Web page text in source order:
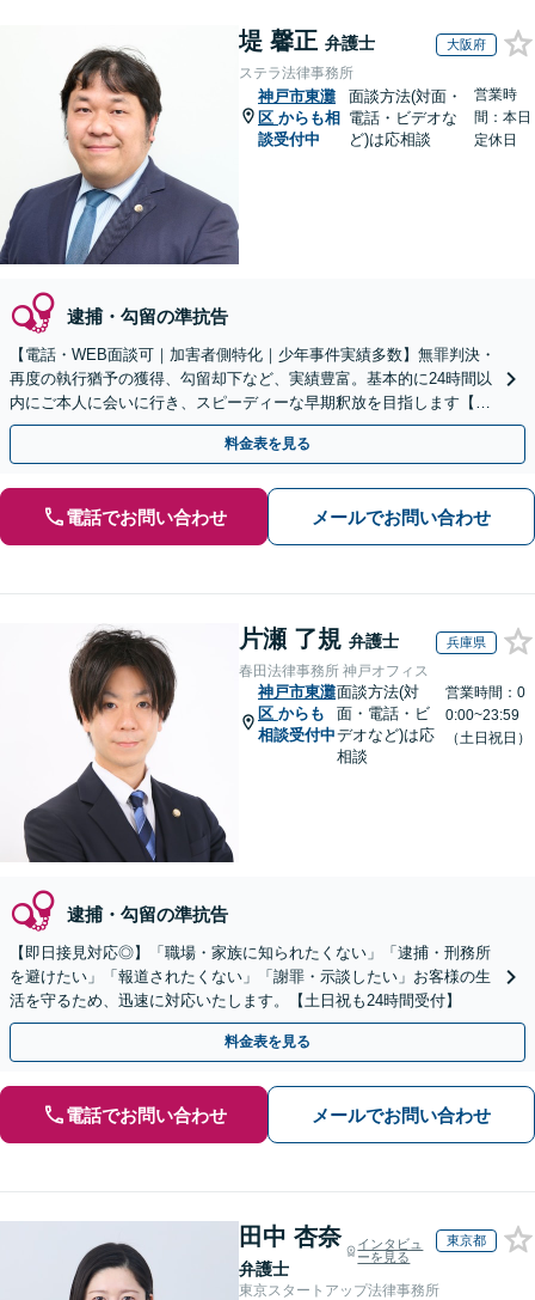
堤 馨正 弁護士 大阪府
ステラ法律事務所
神戸市東灘
区 からも相
談受付中
面談方法(対面・
電話・ビデオな
ど)は応相談
営業時
間：本日
定休日
逮捕・勾留の準抗告
【電話・WEB面談可｜加害者側特化｜少年事件実績多数】無罪判決・
再度の執行猶予の獲得、勾留却下など、実績豊富。基本的に24時間以
内にご本人に会いに行き、スピーディーな早期釈放を目指します【事
前予約にて当日・休日・夜間面談可｜関西エリア対応】
料金表を見る
電話でお問い合わせ メールでお問い合わせ
片瀬 了規 弁護士 兵庫県
春田法律事務所 神戸オフィス
神戸市東灘
区 からも
相談受付中
面談方法(対
面・電話・ビ
デオなど)は応
相談
営業時間：0
0:00~23:59
（土日祝日）
逮捕・勾留の準抗告
【即日接見対応◎】「職場・家族に知られたくない」「逮捕・刑務所
を避けたい」「報道されたくない」「謝罪・示談したい」お客様の生
活を守るため、迅速に対応いたします。【土日祝も24時間受付】
料金表を見る
電話でお問い合わせ メールでお問い合わせ
田中 杏奈
弁護士
インタビュ
ーを見る
東京都
東京スタートアップ法律事務所